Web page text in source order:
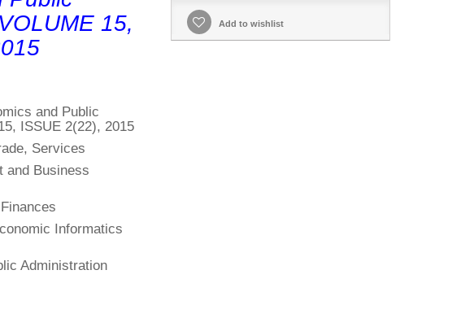
15,
and Public
ISSUE 2(22), 2015
Services
and Business
Informatics
Administration
Add to wishlist